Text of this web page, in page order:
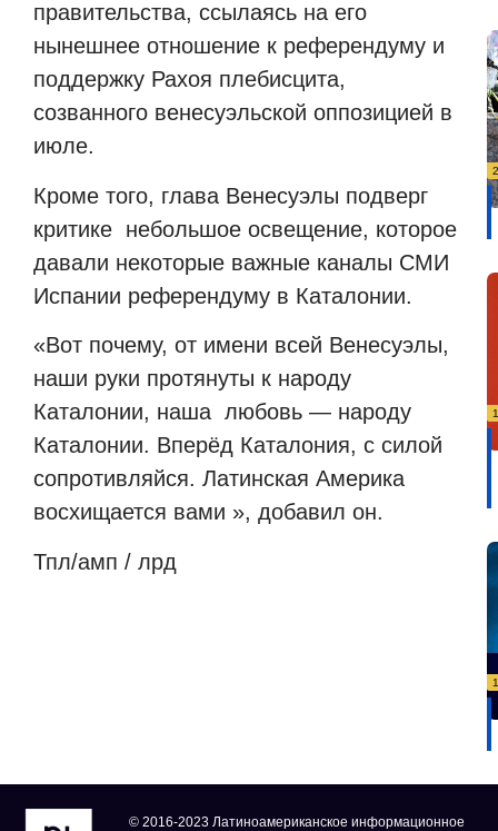
правительства, ссылаясь на его
нынешнее отношение к референдуму и
поддержку Рахоя плебисцита,
созванного венесуэльской оппозицией в
июле.
Кроме того, глава Венесуэлы подверг
критике небольшое освещение, которое
давали некоторые важные каналы СМИ
Испании референдуму в Каталонии.
«Вот почему, от имени всей Венесуэлы,
наши руки протянуты к народу
Каталонии, наша любовь — народу
Каталонии. Вперёд Каталония, с силой
сопротивляйся. Латинская Америка
восхищается вами », добавил он.
Тпл/амп / лрд
© 2016-2023 Латиноамериканское информационное